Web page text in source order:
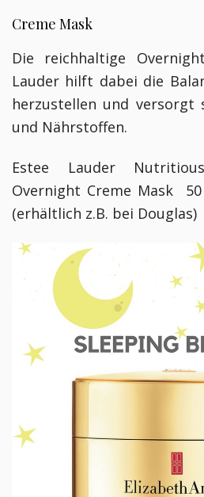
Creme Mask
Die reichhaltige
Lauder hilft dabei die
herzustellen und versorgt
und Nährstoffen.
Estee Lauder
Overnight Creme Mask
(erhältlich z.B. bei Douglas)